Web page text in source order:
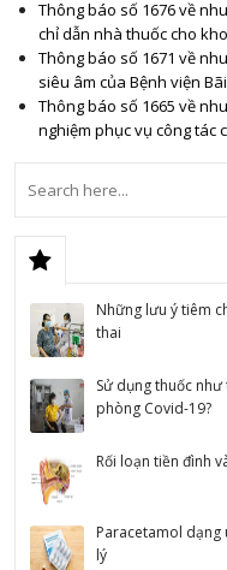
Thông báo số 1676 về
chỉ dẫn nhà thuốc cho
Thông báo số 1671 về
siêu âm của Bệnh viện
Thông báo số 1665 về
nghiệm phục vụ công tác
Những lưu ý tiêm
thai
Sử dụng thuốc
phòng Covid-19?
Rối loạn tiền đình
Paracetamol dạng
lý